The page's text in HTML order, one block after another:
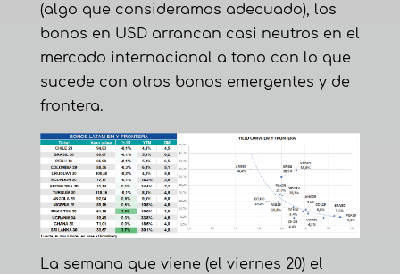
(algo que consideramos adecuado), los
bonos en USD arrancan casi neutros en el
mercado internacional a tono con lo que
sucede con otros bonos emergentes y de
frontera.
La semana que viene (el viernes 20) el